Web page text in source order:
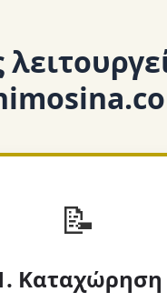
📝
Καταχώρηση